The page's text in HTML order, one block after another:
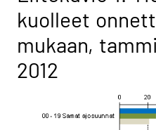
kuolleet
mukaan,
2012